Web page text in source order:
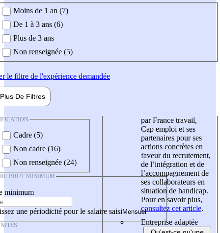
demandée
Moins de 1 an (7)
De 1 à 3 ans (6)
Plus de 3 ans
Non renseignée (5)
le filtre de l'expérience demandée
Plus De Filtres
Cadre (5)
Non cadre (16)
Non renseignée (24)
BRUT MINIMUM
minimum
une périodicité pour le salaire saisi
par France travail,
Cap emploi et ses
partenaires pour ses
actions concrètes en
faveur du recrutement,
de l’intégration et de
l’accompagnement de
ses collaborateurs en
situation de handicap.
Pour en savoir plus,
consultez cet article.
Entreprise adaptée